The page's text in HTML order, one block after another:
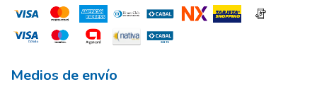
Medios de envío